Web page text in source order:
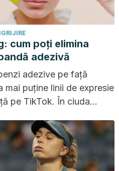
cum poți elimina
adezivă
adezive pe față
mai puține linii de expresie
pe TikTok. În ciuda
temporare.